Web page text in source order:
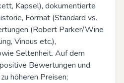
Kapsel), dokumentierte
Format (Standard vs.
(Robert Parker/Wine
Vinous etc.),
Seltenheit. Auf dem
Bewertungen und
höheren Preisen;